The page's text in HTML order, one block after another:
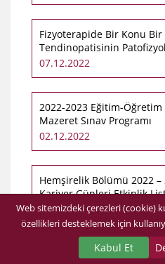
Fizyoterapide Bir Konu Bir
Tendinopatisinin
07.12.2022
2022-2023 Eğitim-Öğretim
Mazeret Sınav Programı
02.12.2022
Hemşirelik Bölümü 2022 –
Kariyer Günleri Etkinlik
17.11.2022
Fizyoterapide Bir Konu Bir
Web sitemizdeki çerezleri (cookie)
özellikleri desteklemek için
Kabul Et